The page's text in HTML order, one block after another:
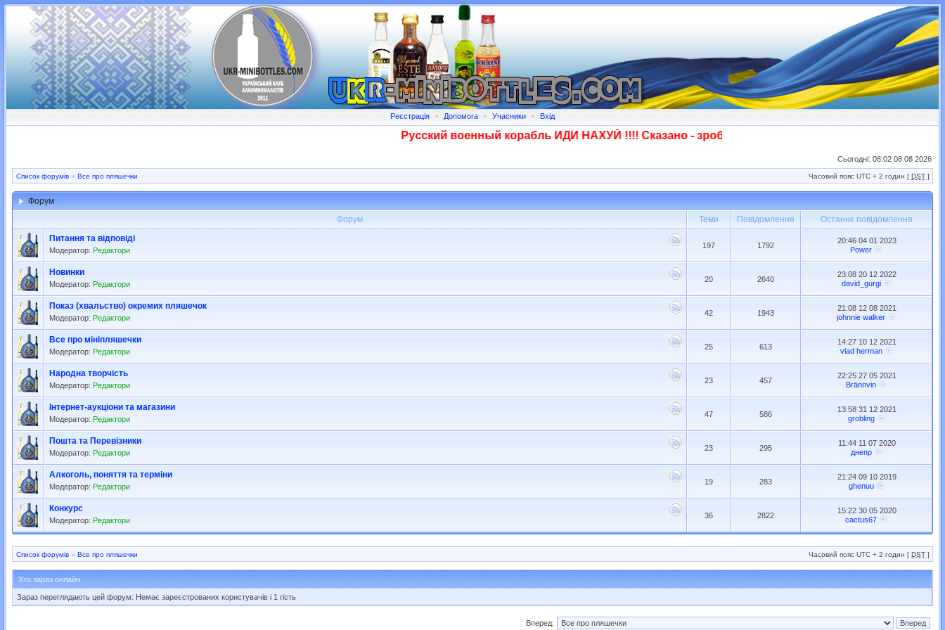
Реєстрація • Допомога • Учасники • Вхід
Русский военный корабль ИДИ НАХУЙ !!!! Сказано - зроблено! Слава ЗСУ!!!
Сьогодні: 08:02 08 08 2026
Список форумів » Все про пляшечки Часовий пояс UTC + 2 годин [ DST ]
Форум
Форум
Теми Повідомлення
Останнє повідомлення
Питання та відповіді
Модератор: Редактори
197 1792
20:46 04 01 2023
Power
Новинки
Модератор: Редактори
20 2640
23:08 20 12 2022
david_gurgi
Показ (хвальство) окремих пляшечок
Модератор: Редактори
42 1943
21:08 12 08 2021
johnnie walker
Все про мініпляшечки
Модератор: Редактори
25 613
14:27 10 12 2021
vlad herman
Народна творчість
Модератор: Редактори
23 457
22:25 27 05 2021
Brännvin
Інтернет-аукціони та магазини
Модератор: Редактори
47 586
13:58 31 12 2021
grobling
Пошта та Перевізники
Модератор: Редактори
23 295
11:44 11 07 2020
днепр
Алкоголь, поняття та терміни
Модератор: Редактори
19 283
21:24 09 10 2019
ghenuu
Конкурс
Модератор: Редактори
36 2822
15:22 30 05 2020
cactus67
Список форумів » Все про пляшечки Часовий пояс UTC + 2 годин [ DST ]
Хто зараз онлайн
Зараз переглядають цей форум: Немає зареєстрованих користувачів і 1 гість
Вперед: